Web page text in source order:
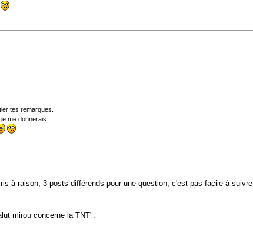
tes remarques.
me donnerais
à raison, 3 posts différends pour une question, c'est pas facile à suivre.
mirou concerne la TNT".